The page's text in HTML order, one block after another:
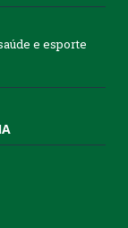
e esporte